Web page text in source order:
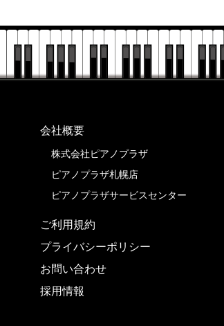
会社概要
株式会社ピアノプラザ
ピアノプラザ札幌店
ピアノプラザサービスセンター
ご利用規約
プライバシーポリシー
お問い合わせ
採用情報